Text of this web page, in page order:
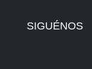
SIGUÉNOS